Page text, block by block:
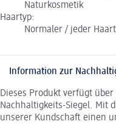
Naturkosmetik
Haartyp:
Normaler / jeder
Information zur
Dieses Produkt verfügt
Nachhaltigkeits-Siegel. Mit
unserer Kundschaft einen